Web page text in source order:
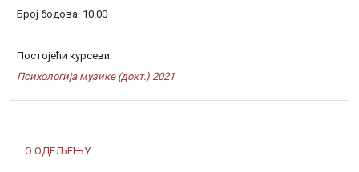
О ОДЕЉЕЊУ
Број бодова: 10.00
Постојећи курсеви:
Психологија музике (докт.) 2021